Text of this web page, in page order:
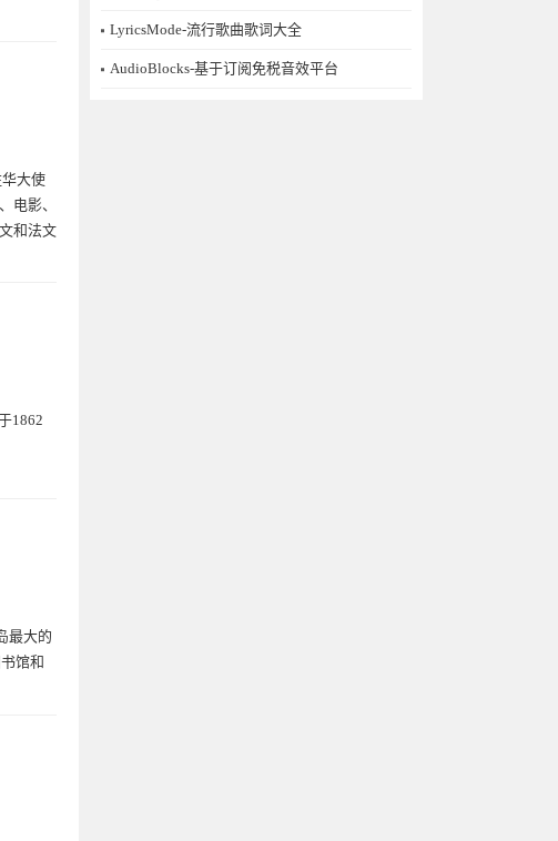
大使
电影、
和法文
1862
最大的
馆和
LyricsMode-流行歌曲歌词大全
AudioBlocks-基于订阅免税音效平台